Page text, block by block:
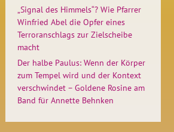
„Signal des Himmels“? Wie Pfarrer
Winfried Abel die Opfer eines
Terroranschlags zur Zielscheibe
macht
Der halbe Paulus: Wenn der Körper
zum Tempel wird und der Kontext
verschwindet – Goldene Rosine am
Band für Annette Behnken